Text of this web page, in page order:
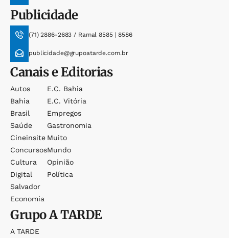
Publicidade
(71) 2886-2683 / Ramal 8585 | 8586
publicidade@grupoatarde.com.br
Canais e Editorias
Autos
Bahia
Brasil
Saúde
Cineinsite
Concursos
Cultura
Digital
Salvador
Economia
E.c. Bahia
E.c. Vitória
Empregos
Gastronomia
Muito
Mundo
Opinião
Política
GrupoA TARDE
A TARDE